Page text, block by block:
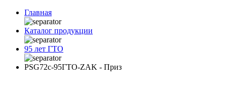
Главная
Каталог продукции
95 лет ГТО
PSG72c-95ГТО-ZAK - Приз